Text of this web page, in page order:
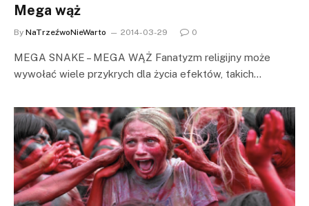
Mega wąż
By NaTrzeźwoNieWarto 2014-03-29 0
MEGA SNAKE – MEGA WĄŻ Fanatyzm religijny może
wywołać wiele przykrych dla życia efektów, takich…